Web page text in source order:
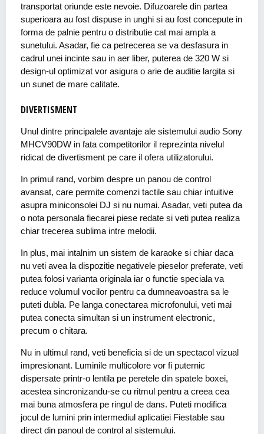
transportat oriunde este nevoie. Difuzoarele din partea
superioara au fost dispuse in unghi si au fost concepute in
forma de palnie pentru o distributie cat mai ampla a
sunetului. Asadar, fie ca petrecerea se va desfasura in
cadrul unei incinte sau in aer liber, puterea de 320 W si
design-ul optimizat vor asigura o arie de auditie largita si
un sunet de mare calitate.
DIVERTISMENT
Unul dintre principalele avantaje ale sistemului audio Sony
MHCV90DW in fata competitorilor il reprezinta nivelul
ridicat de divertisment pe care il ofera utilizatorului.
In primul rand, vorbim despre un panou de control
avansat, care permite comenzi tactile sau chiar intuitive
asupra miniconsolei DJ si nu numai. Asadar, veti putea da
o nota personala fiecarei piese redate si veti putea realiza
chiar trecerea sublima intre melodii.
In plus, mai intalnim un sistem de karaoke si chiar daca
nu veti avea la dispozitie negativele pieselor preferate, veti
putea folosi varianta originala iar o functie speciala va
reduce volumul vocilor pentru ca dumneavoastra sa le
puteti dubla. Pe langa conectarea microfonului, veti mai
putea conecta simultan si un instrument electronic,
precum o chitara.
Nu in ultimul rand, veti beneficia si de un spectacol vizual
impresionant. Luminile multicolore vor fi puternic
dispersate printr-o lentila pe peretele din spatele boxei,
acestea sincronizandu-se cu ritmul pentru a creea cea
mai buna atmosfera pe ringul de dans. Puteti modifica
jocul de lumini prin intermediul aplicatiei Fiestable sau
direct din panoul de control al sistemului.